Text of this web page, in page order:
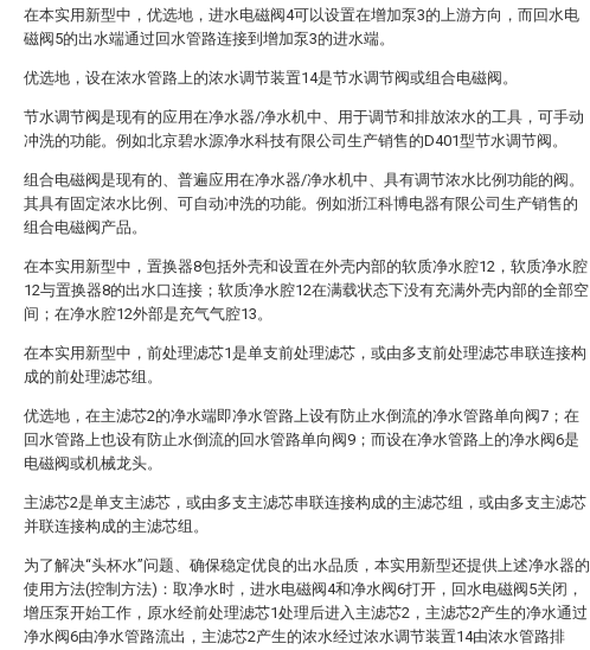
在本实用新型中，优选地，进水电磁阀4可以设置在增加泵3的上游方向，而回水电
磁阀5的出水端通过回水管路连接到增加泵3的进水端。
优选地，设在浓水管路上的浓水调节装置14是节水调节阀或组合电磁阀。
节水调节阀是现有的应用在净水器/净水机中、用于调节和排放浓水的工具，可手动
冲洗的功能。例如北京碧水源净水科技有限公司生产销售的D401型节水调节阀。
组合电磁阀是现有的、普遍应用在净水器/净水机中、具有调节浓水比例功能的阀。
其具有固定浓水比例、可自动冲洗的功能。例如浙江科博电器有限公司生产销售的
组合电磁阀产品。
在本实用新型中，置换器8包括外壳和设置在外壳内部的软质净水腔12，软质净水腔
12与置换器8的出水口连接；软质净水腔12在满载状态下没有充满外壳内部的全部空
间；在净水腔12外部是充气气腔13。
在本实用新型中，前处理滤芯1是单支前处理滤芯，或由多支前处理滤芯串联连接构
成的前处理滤芯组。
优选地，在主滤芯2的净水端即净水管路上设有防止水倒流的净水管路单向阀7；在
回水管路上也设有防止水倒流的回水管路单向阀9；而设在净水管路上的净水阀6是
电磁阀或机械龙头。
主滤芯2是单支主滤芯，或由多支主滤芯串联连接构成的主滤芯组，或由多支主滤芯
并联连接构成的主滤芯组。
为了解决“头杯水”问题、确保稳定优良的出水品质，本实用新型还提供上述净水器的
使用方法(控制方法)：取净水时，进水电磁阀4和净水阀6打开，回水电磁阀5关闭，
增压泵开始工作，原水经前处理滤芯1处理后进入主滤芯2，主滤芯2产生的净水通过
净水阀6由净水管路流出，主滤芯2产生的浓水经过浓水调节装置14由浓水管路排